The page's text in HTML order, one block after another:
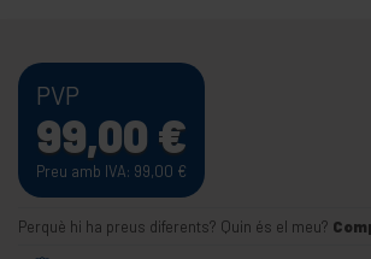
PVP
99,00 €
Preu amb IVA: 99,00 €
Perquè hi ha preus diferents? Quin és el meu?